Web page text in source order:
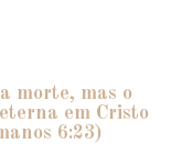
morte, mas o
em Cristo
6:23)